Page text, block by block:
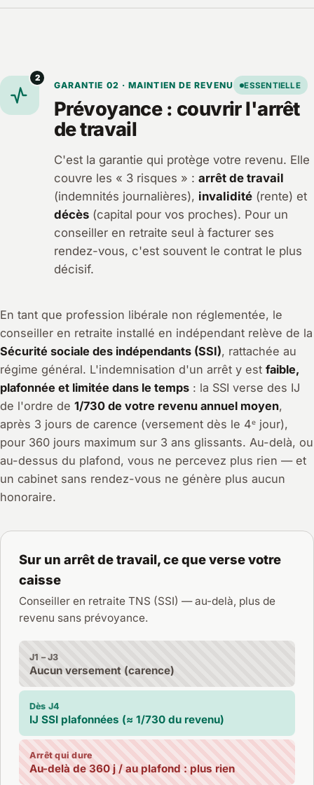
2
GARANTIE 02 · MAINTIEN DE REVENU ESSENTIELLE
Prévoyance : couvrir l'arrêt
de travail
C'est la garantie qui protège votre revenu. Elle
couvre les « 3 risques » : arrêt de travail
(indemnités journalières), invalidité(rente) et
décès(capital pour vos proches). Pour un
conseiller en retraite seul à facturer ses
rendez-vous, c'est souvent le contrat le plus
décisif.
En tant que profession libérale non réglementée, le
conseiller en retraite installé en indépendant relève de la
Sécurité sociale des indépendants (SSI), rattachée au
régime général. L'indemnisation d'un arrêt y est faible,
plafonnée et limitée dans le temps : la SSI verse des IJ
de l'ordre de 1/730 de votre revenu annuel moyen,
après 3 jours de carence (versement dès le 4ᵉ jour),
pour 360 jours maximum sur 3 ans glissants. Au-delà, ou
au-dessus du plafond, vous ne percevez plus rien — et
un cabinet sans rendez-vous ne génère plus aucun
honoraire.
Sur un arrêt de travail, ce que verse votre
caisse
Conseiller en retraite TNS (SSI) — au-delà, plus de
revenu sans prévoyance.
J1 – J3
Aucun versement (carence)
Dès J4
IJ SSI plafonnées (≈ 1/730 du revenu)
Arrêt qui dure
Au-delà de 360 j / au plafond : plus rien